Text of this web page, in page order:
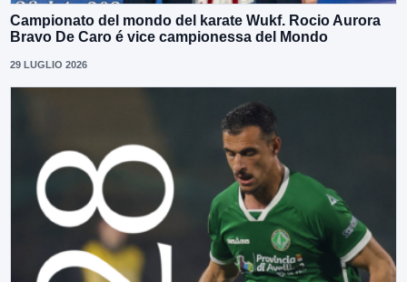
Campionato del mondo del karate Wukf. Rocio Aurora
Bravo De Caro é vice campionessa del Mondo
29 LUGLIO 2026